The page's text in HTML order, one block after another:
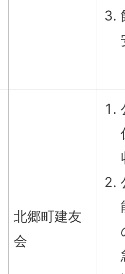
北郷町建友
会